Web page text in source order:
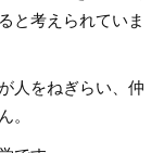
と考えられていま
人をねぎらい、仲
。